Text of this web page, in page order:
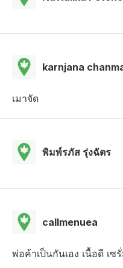
karnjana
เมาจัด
พิมพ์รภัส รุ่งฉัตร
callmenuea
พ่อค้าเป็นกันเอง เนื้อดี เซ